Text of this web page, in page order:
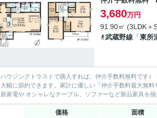
3,680万円
91.90㎡ (3LDK＋
武蔵野線 「東所
ハウジングトラストで購入すれば、仲介手数料無料です♪ （通常の仲介手数
大幅に節約できます。家計に優しい『仲介手数料最大無料サービス』をぜひご利用ください
価格 面積